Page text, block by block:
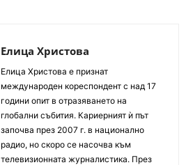
Елица Христова
Елица Христова е признат
международен кореспондент с над 17
години опит в отразяването на
глобални събития. Кариерният ѝ път
започва през 2007 г. в национално
радио, но скоро се насочва към
телевизионната журналистика. През